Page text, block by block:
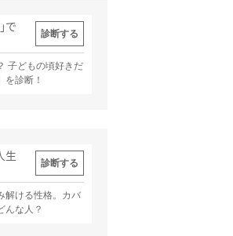
で
診断する
子どもの頃好きだ
を診断！
生
診断する
解ける性格。カバ
んな人？